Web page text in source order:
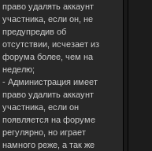
право удалять аккаунт
участника, если он, не
предупредив об
отсутствии, исчезает из
форума более, чем на
неделю;
- Администрация имеет
право удалить аккаунт
участника, если он
появляется на форуме
регулярно, но играет
намного реже, а так же